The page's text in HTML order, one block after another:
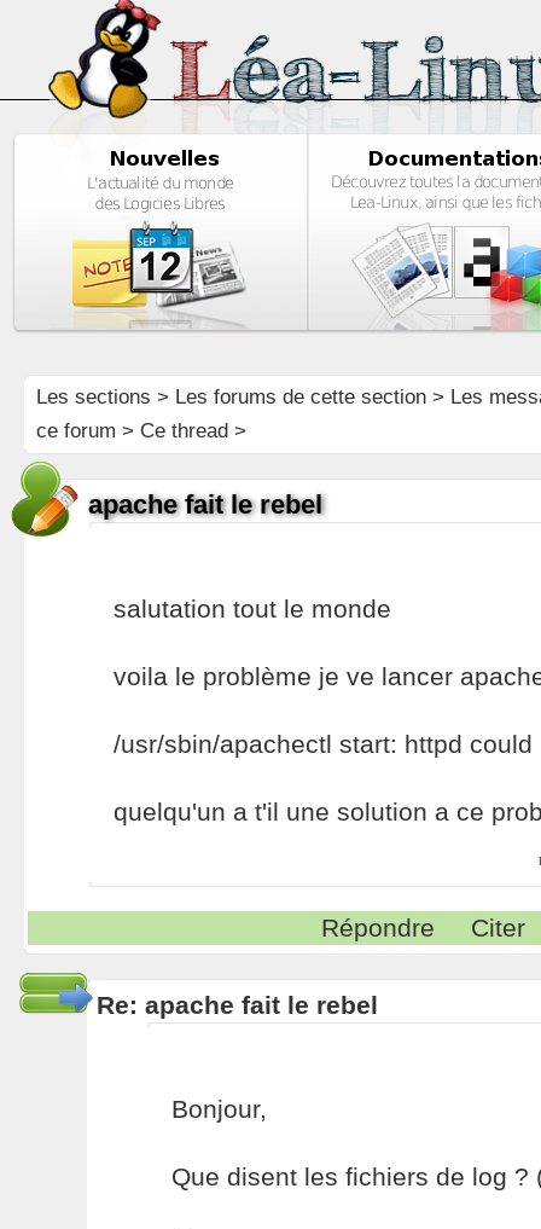
Les sections > Les forums de cette section> Les
ce forum > Ce thread >
apache fait le rebel
salutation tout le monde
voila le problème je ve lancer
/usr/sbin/apachectl start: httpd could
quelqu'un a t'il une solution a ce
Répondre Citer
Re: apache fait le rebel
Bonjour,
Que disent les fichiers de log ?